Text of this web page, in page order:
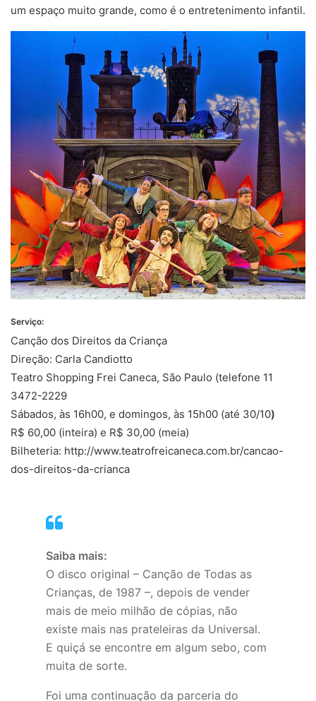
um espaço muito grande, como é o entretenimento infantil.
Serviço:
Canção dos Direitos da Criança
Direção: Carla Candiotto
Teatro Shopping Frei Caneca, São Paulo (telefone 11
3472-2229
Sábados, às 16h00, e domingos, às 15h00 (até 30/10)
R$ 60,00 (inteira) e R$ 30,00 (meia)
Bilheteria: http://www.teatrofreicaneca.com.br/cancao-
dos-direitos-da-crianca
Saiba mais:
O disco original – Canção de Todas as
Crianças, de 1987 –, depois de vender
mais de meio milhão de cópias, não
existe mais nas prateleiras da Universal.
E quiçá se encontre em algum sebo, com
muita de sorte.
Foi uma continuação da parceria do